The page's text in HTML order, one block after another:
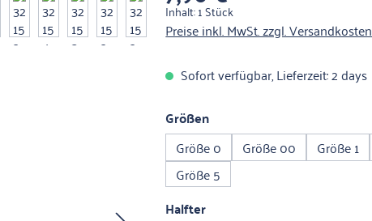
Inhalt:1 Stück
Preise inkl. MwSt. zzgl. Versandkosten
Sofort verfügbar, Lieferzeit: 2 days
Größenauswählen
Größe 0 Größe 00 Größe 1
Größe 5
Halfterauswählen